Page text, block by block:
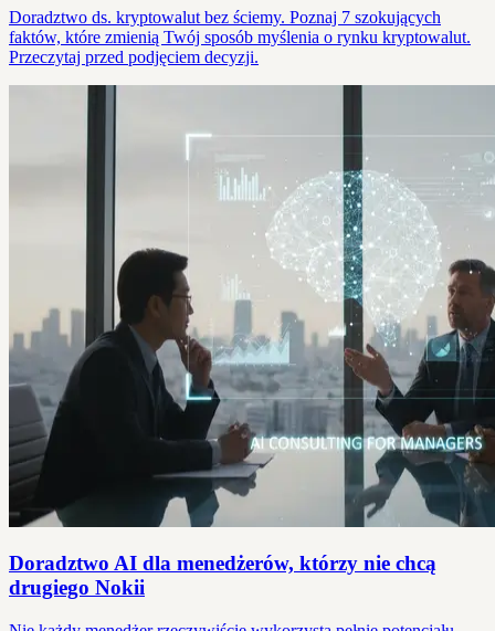
Doradztwo ds. kryptowalut bez ściemy. Poznaj 7 szokujących
faktów, które zmienią Twój sposób myślenia o rynku kryptowalut.
Przeczytaj przed podjęciem decyzji.
Doradztwo AI dla menedżerów, którzy nie chcą
drugiego Nokii